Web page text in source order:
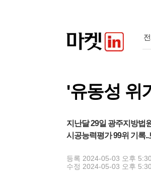
'유동성 위
지난달 29일 광주지방법
시공능력평가 99위 기록
등록 2024-05-03 오후
수정 2024-05-03 오후